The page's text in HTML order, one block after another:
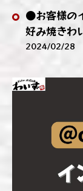
●お客様の
好み焼きわ
2024/02/28